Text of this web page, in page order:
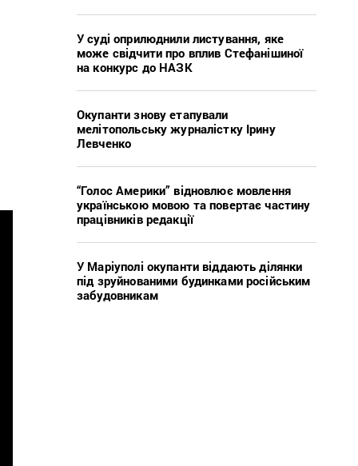
У суді оприлюднили листування, яке
може свідчити про вплив Стефанішиної
на конкурс до НАЗК
Окупанти знову етапували
мелітопольську журналістку Ірину
Левченко
“Голос Америки” відновлює мовлення
українською мовою та повертає частину
працівників редакції
У Маріуполі окупанти віддають ділянки
під зруйнованими будинками російським
забудовникам